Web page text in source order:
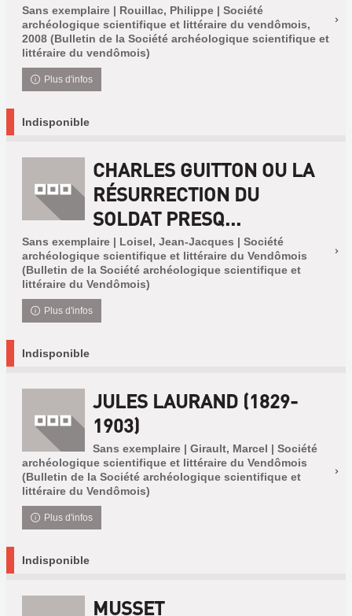
Sans exemplaire | Rouillac, Philippe | Société
archéologique scientifique et littéraire du vendômois,
2008 (Bulletin de la Société archéologique scientifique et
littéraire du vendômois)
Plus d'infos
Indisponible
CHARLES GUITTON OU LA
RÉSURRECTION DU
SOLDAT PRESQ...
Sans exemplaire | Loisel, Jean-Jacques | Société
archéologique scientifique et littéraire du Vendômois
(Bulletin de la Société archéologique scientifique et
littéraire du Vendômois)
Plus d'infos
Indisponible
JULES LAURAND (1829-
1903)
Sans exemplaire | Girault, Marcel | Société
archéologique scientifique et littéraire du Vendômois
(Bulletin de la Société archéologique scientifique et
littéraire du Vendômois)
Plus d'infos
Indisponible
MUSSET